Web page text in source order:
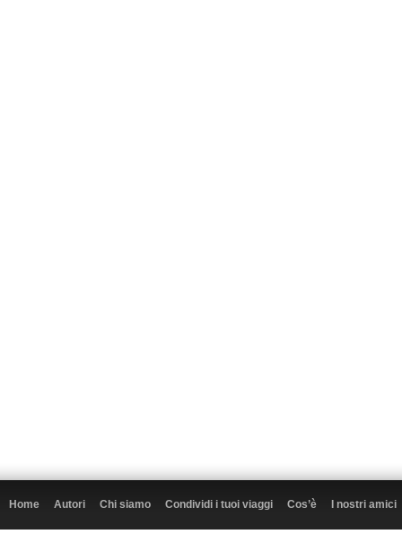
Home Autori Chi siamo Condividi i tuoi viaggi Cos’è I nostri amici